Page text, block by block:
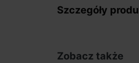
Szczegóły
Zobacz także